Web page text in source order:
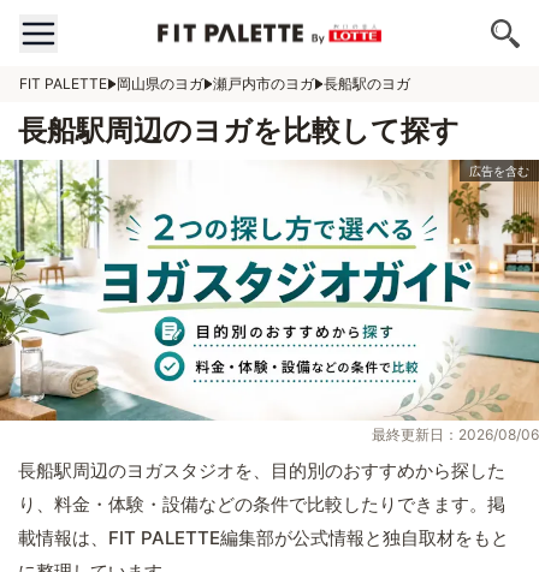
FIT PALETTE 岡山県のヨガ 瀬戸内市のヨガ 長船駅のヨガ
長船駅周辺のヨガを比較して探す
最終更新日：2026/08/06
長船駅周辺のヨガスタジオを、目的別のおすすめから探した
り、料金・体験・設備などの条件で比較したりできます。掲
載情報は、FIT PALETTE編集部が公式情報と独自取材をもと